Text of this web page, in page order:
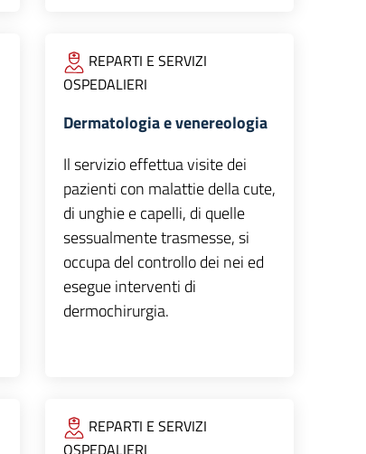
REPARTI E SERVIZI
OSPEDALIERI
Dermatologia e venereologia
Il servizio effettua visite dei
pazienti con malattie della cute,
di unghie e capelli, di quelle
sessualmente trasmesse, si
occupa del controllo dei nei ed
esegue interventi di
dermochirurgia.
REPARTI E SERVIZI
OSPEDALIERI